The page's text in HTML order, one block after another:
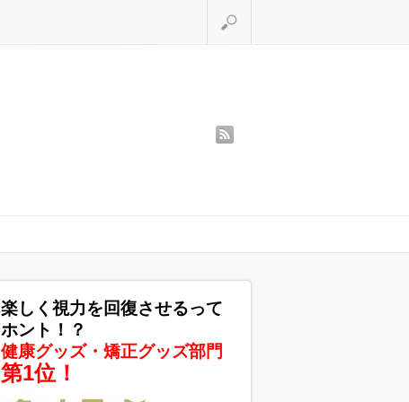
楽しく視力を回復させるって
ホント！？
健康グッズ・矯正グッズ部門
第1位！